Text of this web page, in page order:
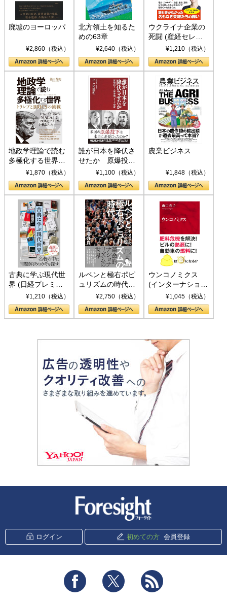
廃墟のヨーロッパ
¥2,860（税込）
北方領土を知るた
めの63章
¥2,640（税込）
ウクライナ企業の
死闘 (産経セレク
ト S 039)¥1,210（税込）
地政学理論で読む
多極化する世界：
トランプとBRICS
の挑戦
¥1,870（税込）
誰が日本を降伏さ
せたか 原爆投
下、ソ連参戦、そ
して聖断 (PHP新
書)
¥1,100（税込）
農業ビジネス
¥1,848（税込）
古典に学ぶ現代世
界 (日経プレミア
シリーズ)¥1,210（税込）
ルペンと極右ポピ
ュリズムの時代：
〈ヤヌス〉の二つ
の顔
¥2,750（税込）
ウンコノミクス
(インターナショナ
ル新書)¥1,045（税込）
ログイン 初めての方 会員登録
Facebook Twitter